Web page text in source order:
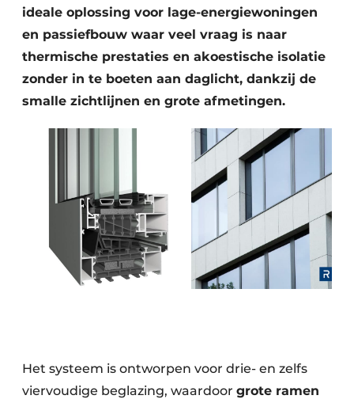
Aanmelden
Bedrijven
Bedrijven
Brandveiligheid
BIM
Dak & Gevel
HVAC
Interieurarchitectuur
Keukens
Toegangscontrole
ideale oplossing voor lage-energiewoningen
en passiefbouw waar veel vraag is naar
thermische prestaties en akoestische isolatie
zonder in te boeten aan daglicht, dankzij de
smalle zichtlijnen en grote afmetingen.
Het systeem is ontworpen voor drie- en zelfs
viervoudige beglazing, waardoor grote ramen